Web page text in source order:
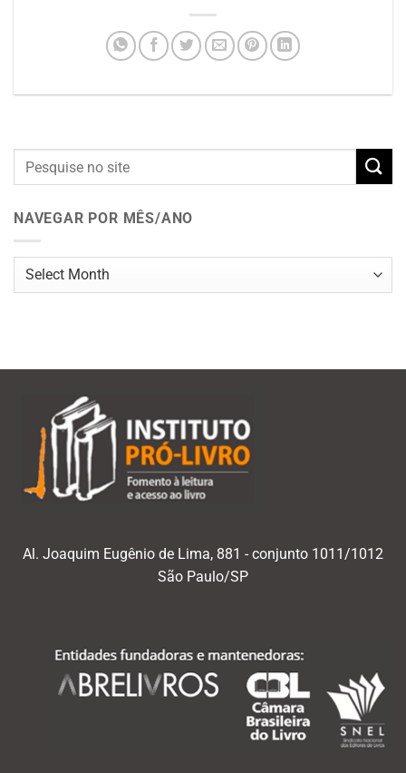
NAVEGAR POR MÊS/ANO
Navegar
Al. Joaquim Eugênio de Lima, 881 - conjunto 1011/1012
São Paulo/SP